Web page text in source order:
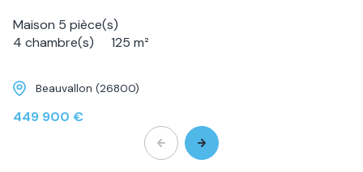
Maison 5 pièce(s)
4 chambre(s)
125 m²
Beauvallon (26800)
449 900 €